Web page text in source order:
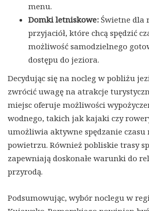
menu.
Domki letniskowe: Świetne dla
przyjaciół, które chcą spędzić
możliwość samodzielnego
dostępu do jeziora.
Decydując się na nocleg w pobliżu
zwrócić uwagę na atrakcje
miejsc oferuje możliwości
wodnego, takich jak kajaki czy
umożliwia aktywne spędzanie czasu
powietrzu. Również pobliskie trasy
zapewniają doskonałe warunki do
przyrodą.
Podsumowując, wybór noclegu w